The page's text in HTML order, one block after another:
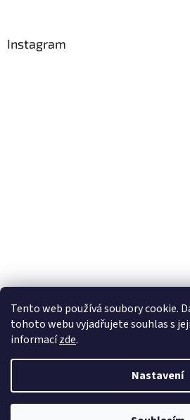
Tento web používá soubory cookie.
tohoto webu vyjadřujete souhlas s
informacízde.
Nastavení
Instagram